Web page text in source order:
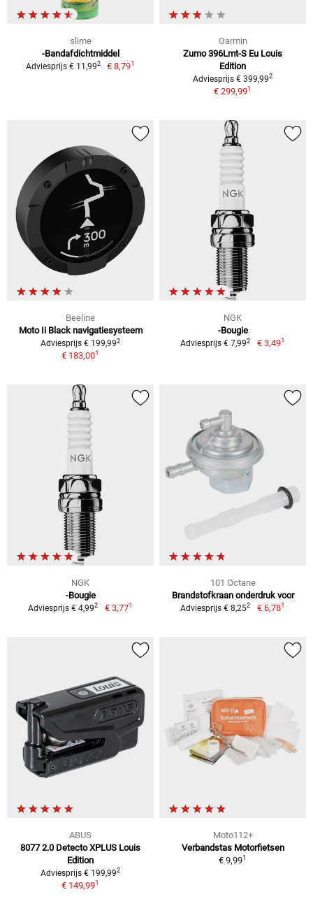
slime
-Bandafdichtmiddel
Adviesprijs € 11,992 € 8,791
Garmin
Zumo 396Lmt-S Eu Louis
Edition
Adviesprijs € 399,992
€ 299,991
Beeline
Moto Ii Black navigatiesysteem
Adviesprijs € 199,992
€ 183,001
NGK
-Bougie
Adviesprijs € 7,992 € 3,491
NGK
-Bougie
Adviesprijs € 4,992 € 3,771
101 Octane
Brandstofkraan onderdruk voor
Adviesprijs € 8,252 € 6,781
ABUS
8077 2.0 Detecto XPLUS Louis
Edition
Adviesprijs € 199,992
€ 149,991
Moto112+
Verbandstas Motorfietsen
€ 9,991